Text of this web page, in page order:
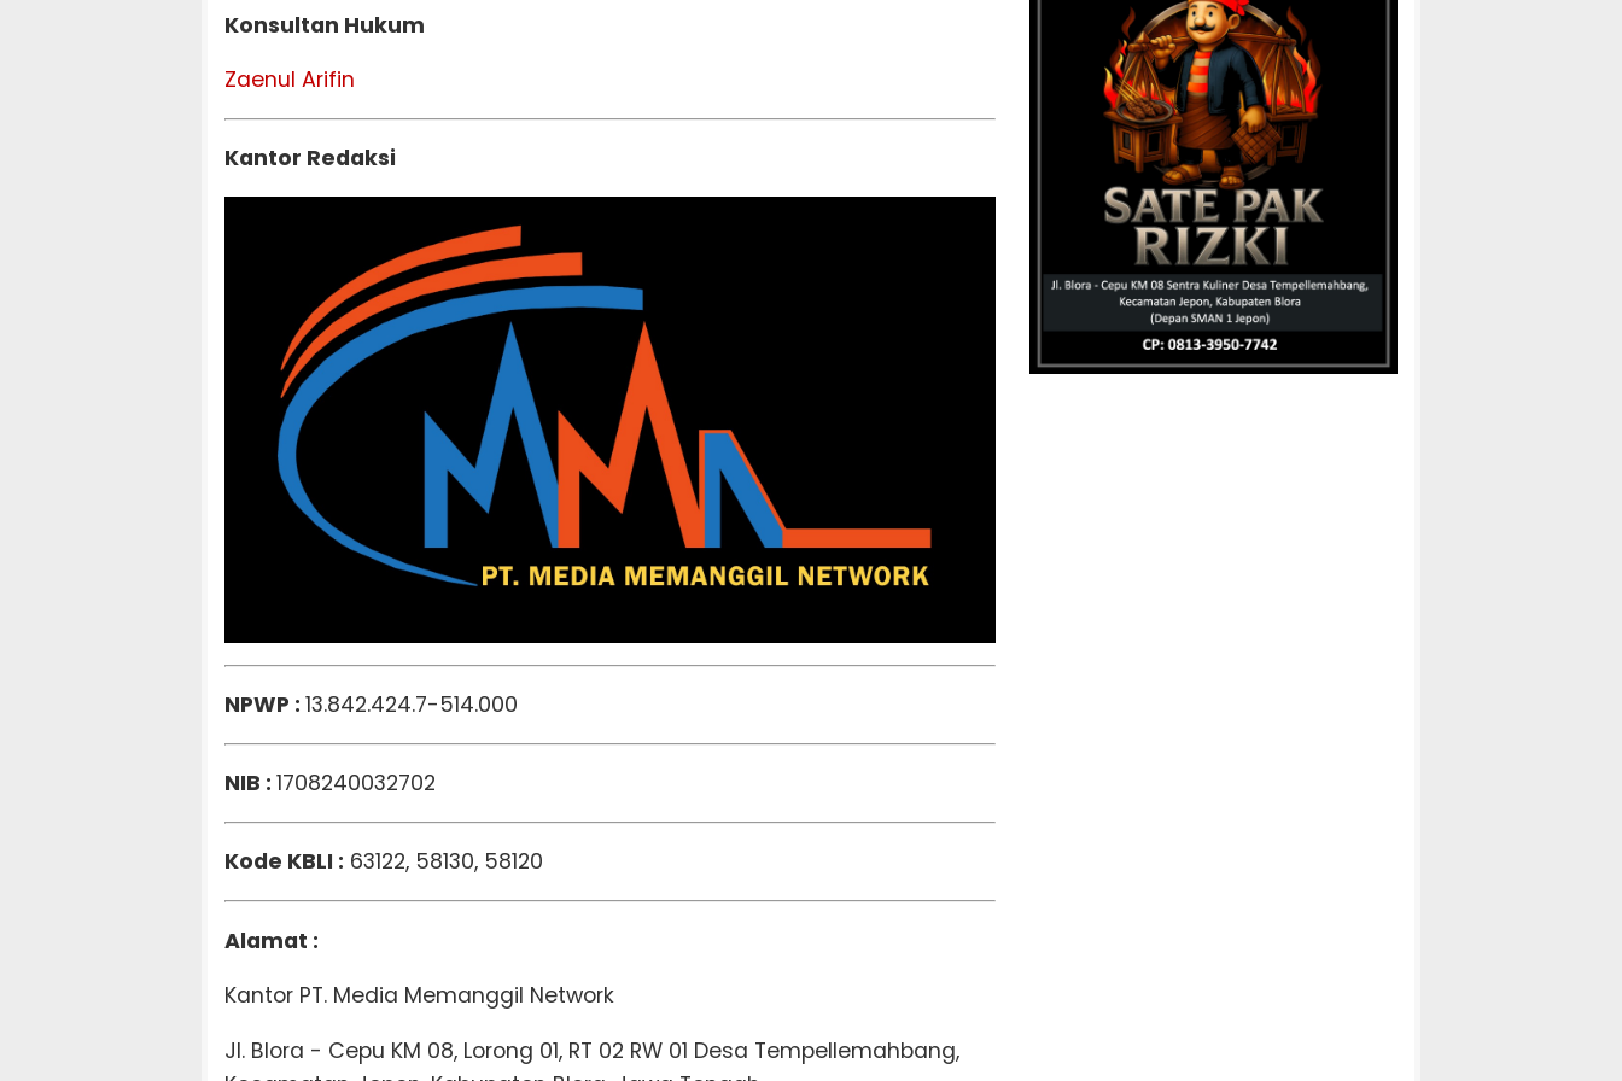
Konsultan Hukum
Zaenul Arifin
Kantor Redaksi
NPWP : 13.842.424.7-514.000
NIB : 1708240032702
Kode KBLI : 63122, 58130, 58120
Alamat :
Kantor PT. Media Memanggil Network
Jl. Blora - Cepu KM 08, Lorong 01, RT 02 RW 01 Desa Tempellemahbang,